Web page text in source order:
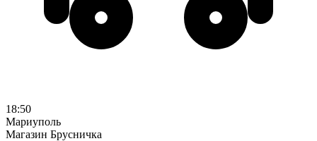
18:50
Мариуполь
Магазин Брусничка